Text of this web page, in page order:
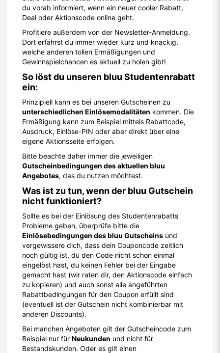
du vorab informiert, wenn ein neuer cooler Rabatt,
Deal oder Aktionscode online geht.
Profitiere außerdem von der Newsletter-Anmeldung.
Dort erfährst du immer wieder kurz und knackig,
welche anderen tollen Ermäßigungen und
Gewinnspielchancen es aktuell zu holen gibt!
So löst du unseren bluu Studentenrabatt
ein:
Prinzipiell kann es bei unseren Gutscheinen zu
unterschiedlichen Einlösemodalitäten kommen. Die
Ermäßigung kann zum Beispiel mittels Rabattcode,
Ausdruck, Einlöse-PIN oder aber direkt über eine
eigene Aktionsseite erfolgen.
Bitte beachte daher immer die jeweiligen
Gutscheinbedingungen des aktuellen bluu
Angebotes, das du nutzen möchtest.
Was ist zu tun, wenn der bluu Gutschein
nicht funktioniert?
Sollte es bei der Einlösung des Studentenrabatts
Probleme geben, überprüfe bitte die
Einlösebedingungen des bluu Gutscheins und
vergewissere dich, dass dein Couponcode zeitlich
noch gültig ist, du den Code nicht schon einmal
eingelöst hast, du keinen Fehler bei der Eingabe
gemacht hast (wir raten dir, den Aktionscode einfach
zu kopieren) und auch sonst alle angeführten
Rabattbedingungen für den Coupon erfüllt sind
(eventuell ist der Gutschein nicht kombinierbar mit
anderen Discounts).
Bei manchen Angeboten gilt der Gutscheincode zum
Beispiel nur für Neukunden und nicht für
Bestandskunden. Oder es gilt einen